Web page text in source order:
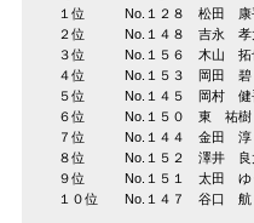
１位 No.１２８ 松
２位 No.１４８ 吉永
３位 No.１５６ 木
４位 No.１５３ 岡
５位 No.１４５ 岡
６位 No.１５０ 東
７位 No.１４４ 金
８位 No.１５２ 澤
９位 No.１５１ 太田
１０位 No.１４７